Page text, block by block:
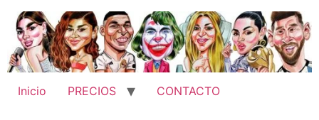
contenido
Inicio PRECIOS CONTACTO